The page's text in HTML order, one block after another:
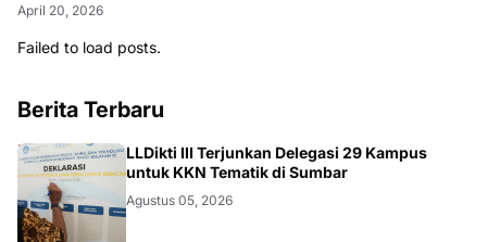
April 20, 2026
Failed to load posts.
Berita Terbaru
DIKBUDRISTEK
LLDikti III Terjunkan Delegasi 29 Kampus
untuk KKN Tematik di Sumbar
Agustus 05, 2026